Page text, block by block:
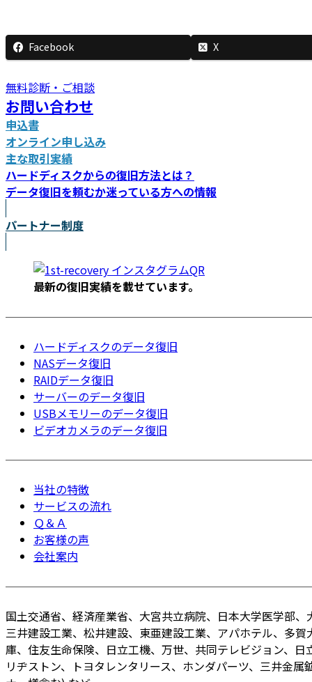
日
:
Facebook X
無料診断・ご相談
お問い合わせ
申込書
オンライン申し込み
主な取引実績
ハードディスクからの復旧方法とは？
データ復旧を頼むか迷っている方への情報
パートナー制度
最新の復旧実績を載せています。
ハードディスクのデータ復旧
NASデータ復旧
RAIDデータ復旧
サーバーのデータ復旧
USBメモリーのデータ復旧
ビデオカメラのデータ復旧
当社の特徴
サービスの流れ
Ｑ＆Ａ
お客様の声
会社案内
国土交通省、経済産業省、大宮共立病院、日本大学医学部
三井建設工業、松井建設、東亜建設工業、アパホテル、多
庫、住友生命保険、日立工機、万世、共同テレビジョン、
リヂストン、トヨタレンタリース、ホンダパーツ、三井金